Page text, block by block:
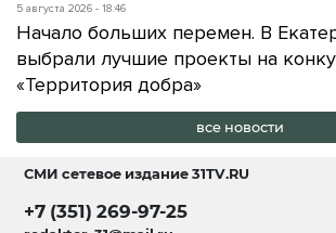
5 августа 2026 - 18:46
Начало больших перемен. В
выбрали лучшие проекты на
«Территория добра»
все новости
СМИ сетевое издание31TV.RU
+7 (351) 269-97-25